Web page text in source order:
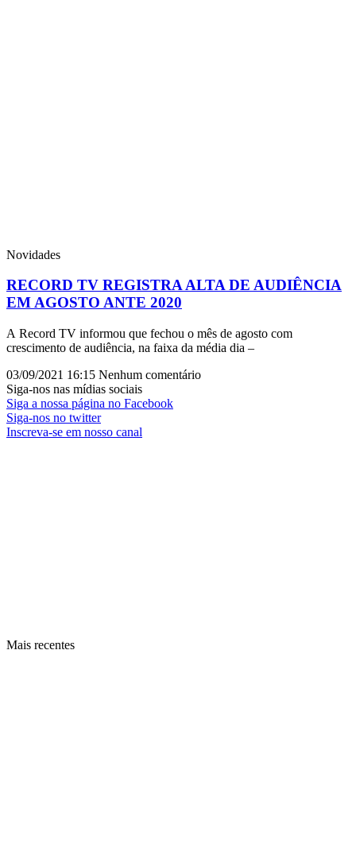
Novidades
RECORD TV REGISTRA ALTA DE AUDIÊNCIA
EM AGOSTO ANTE 2020
A Record TV informou que fechou o mês de agosto com
crescimento de audiência, na faixa da média dia –
03/09/2021 16:15 Nenhum comentário
Siga-nos nas mídias sociais
Siga a nossa página no Facebook
Siga-nos no twitter
Inscreva-se em nosso canal
Mais recentes